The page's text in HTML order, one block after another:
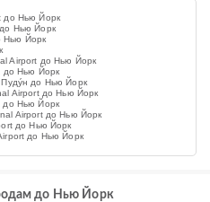
до Нью Йорк
Нью Йорк
Нью Йорк
Airport до Нью Йорк
до Нью Йорк
до Нью Йорк
Airport до Нью Йорк
до Нью Йорк
Airport до Нью Йорк
до Нью Йорк
до Нью Йорк
до Нью Йорк